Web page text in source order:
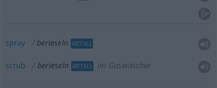
spray berieseln METALL
scrub berieseln METALL im Gaswäscher